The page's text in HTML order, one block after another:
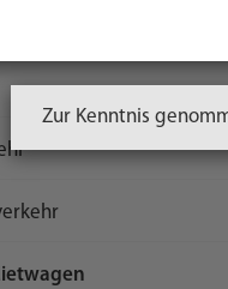
Zur Kenntnis